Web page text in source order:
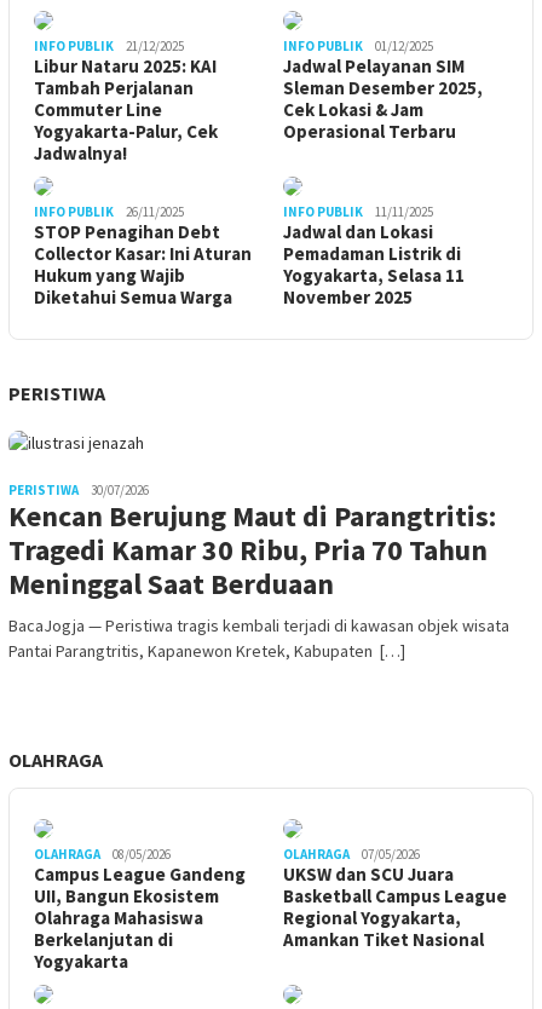
INFO PUBLIK 21/12/2025
Libur Nataru 2025: KAI
Tambah Perjalanan
Commuter Line
Yogyakarta-Palur, Cek
Jadwalnya!
INFO PUBLIK 01/12/2025
Jadwal Pelayanan SIM
Sleman Desember 2025,
Cek Lokasi & Jam
Operasional Terbaru
INFO PUBLIK 26/11/2025
STOP Penagihan Debt
Collector Kasar: Ini Aturan
Hukum yang Wajib
Diketahui Semua Warga
INFO PUBLIK 11/11/2025
Jadwal dan Lokasi
Pemadaman Listrik di
Yogyakarta, Selasa 11
November 2025
PERISTIWA
PERISTIWA 30/07/2026
Kencan Berujung Maut di Parangtritis:
Tragedi Kamar 30 Ribu, Pria 70 Tahun
Meninggal Saat Berduaan
BacaJogja — Peristiwa tragis kembali terjadi di kawasan objek wisata
Pantai Parangtritis, Kapanewon Kretek, Kabupaten […]
OLAHRAGA
OLAHRAGA 08/05/2026
Campus League Gandeng
UII, Bangun Ekosistem
Olahraga Mahasiswa
Berkelanjutan di
Yogyakarta
OLAHRAGA 07/05/2026
UKSW dan SCU Juara
Basketball Campus League
Regional Yogyakarta,
Amankan Tiket Nasional